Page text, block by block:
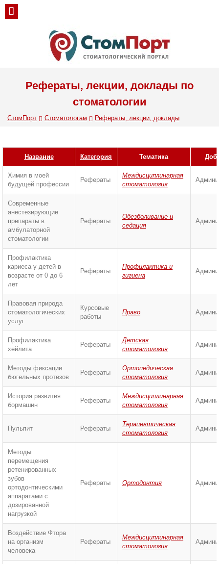
Рефераты, лекции, доклады по
стоматологии
СтомПорт Стоматологам Рефераты, лекции, доклады
Название Категория Тематика
Химия в моей
будущей профессии
Рефераты
Междисциплинарная
стоматология
Современные
анестезирующие
препараты в
амбулаторной
стоматологии
Рефераты
Обезболивание и
седация
Профилактика
кариеса у детей в
возрасте от 0 до 6
лет
Рефераты
Профилактика и
гигиена
Правовая природа
стоматологических
услуг
Курсовые
работы
Право
Профилактика
хейлита
Рефераты
Детская
стоматология
Методы фиксации
бюгельных протезов
Рефераты
Ортопедическая
стоматология
История развития
бормашин
Рефераты
Междисциплинарная
стоматология
Пульпит Рефераты
Терапевтическая
стоматология
Методы
перемещения
ретенированных
зубов
ортодонтическими
аппаратами с
дозированной
нагрузкой
Рефераты Ортодонтия
Воздействие Фтора
на организм
человека
Рефераты
Междисциплинарная
стоматология